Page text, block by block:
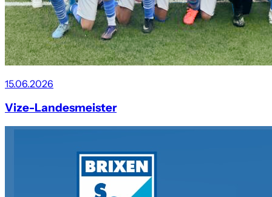
15.06.2026
Vize-Landesmeister